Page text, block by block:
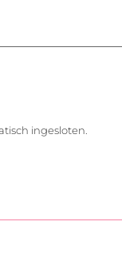
ingesloten.